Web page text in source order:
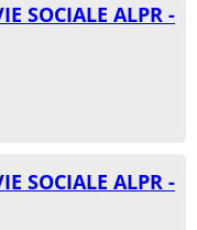
SOCIALE ALPR -
SOCIALE ALPR -